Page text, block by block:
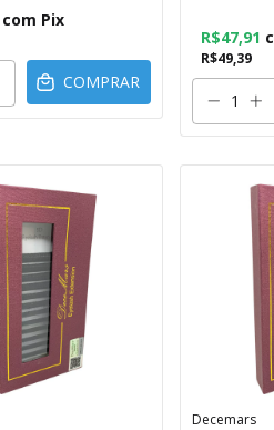
com Pix
COMPRAR
R$49,39
R$47,91
Decemars